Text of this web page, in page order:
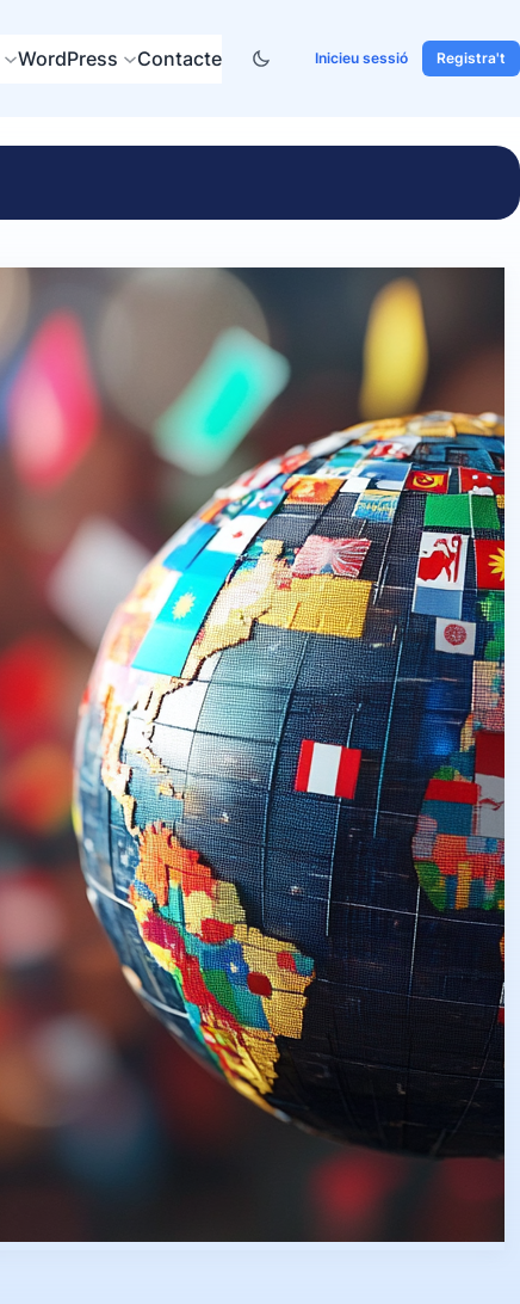
WordPress Contacte Inicieu sessió Registra't